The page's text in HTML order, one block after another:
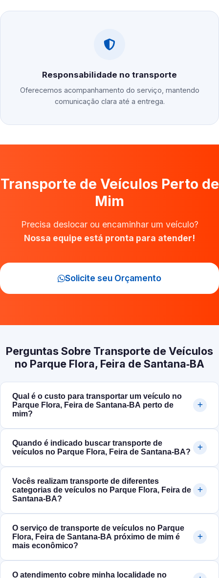
Responsabilidade no transporte
Oferecemos acompanhamento do serviço, mantendo
comunicação clara até a entrega.
Transporte de Veículos Perto de
Mim
Precisa deslocar ou encaminhar um veículo?
Nossa equipe está pronta para atender!
Solicite seu Orçamento
Perguntas Sobre Transporte de Veículos
no Parque Flora, Feira de Santana‑BA
Qual é o custo para transportar um veículo no
Parque Flora, Feira de Santana‑BA perto de
mim?
Quando é indicado buscar transporte de
veículos no Parque Flora, Feira de Santana‑BA?
Vocês realizam transporte de diferentes
categorias de veículos no Parque Flora, Feira de
Santana‑BA?
O serviço de transporte de veículos no Parque
Flora, Feira de Santana‑BA próximo de mim é
mais econômico?
O atendimento cobre minha localidade no